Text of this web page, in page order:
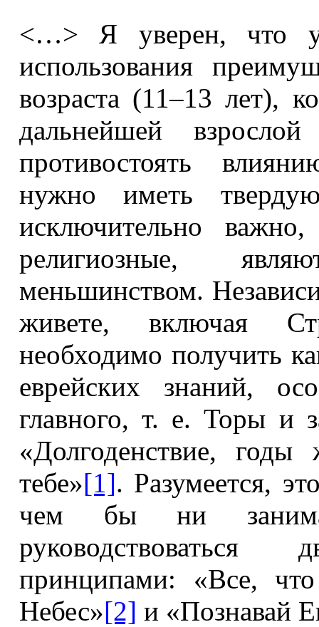
<…> Я уверен, что
использования
возраста (11–13 лет),
дальнейшей
противостоять
нужно иметь
исключительно
религиозные,
меньшинством.
живете, включая
необходимо получить
еврейских знаний,
главного, т. е. Торы и
«Долгоденствие,
тебе»[1]. Разумеется,
чем бы ни
руководствоваться
принципами: «Все,
Небес»[2] и «Познавай